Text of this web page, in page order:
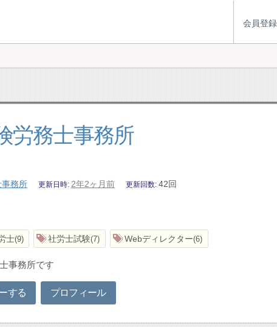
会員登録
労務士事務所
務所 更新日時 2年2ヶ月前 更新回数 42回
士 9 社労士試験 7 Webディレクター 6
事務所です
する プロフィール